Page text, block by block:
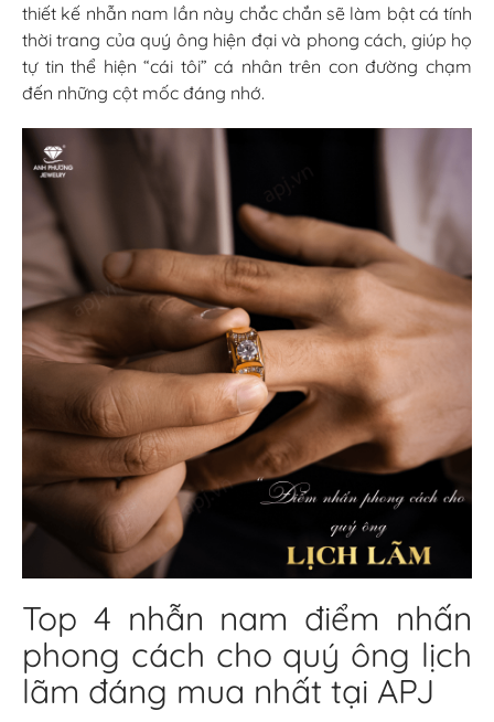
thiết kế nhẫn nam lần này chắc chắn sẽ làm bật cá tính
thời trang của quý ông hiện đại và phong cách, giúp họ
tự tin thể hiện “cái tôi” cá nhân trên con đường chạm
đến những cột mốc đáng nhớ.
Top 4 nhẫn nam điểm nhấn
phong cách cho quý ông lịch
lãm đáng mua nhất tại APJ